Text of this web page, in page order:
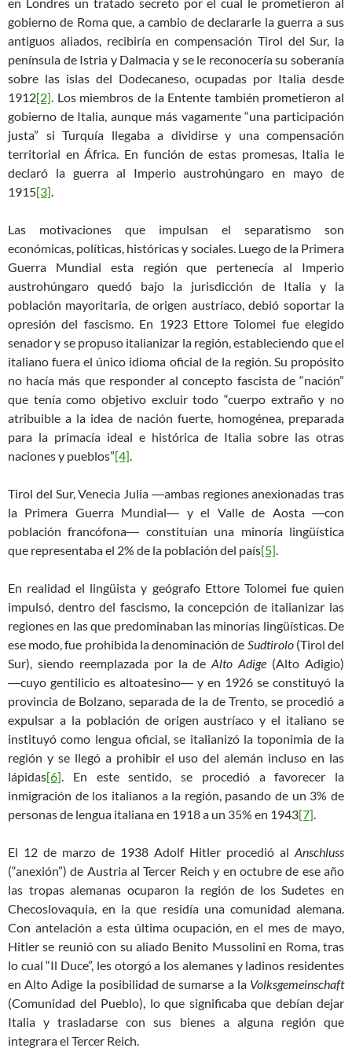
gobierno de Roma que, a cambio de declararle la guerra a sus
antiguos aliados, recibiría en compensación Tirol del Sur, la
península de Istria y Dalmacia y se le reconocería su soberanía
sobre las islas del Dodecaneso, ocupadas por Italia desde
1912[2]. Los miembros de la Entente también prometieron al
gobierno de Italia, aunque más vagamente “una participación
justa” si Turquía llegaba a dividirse y una compensación
territorial en África. En función de estas promesas, Italia le
declaró la guerra al Imperio austrohúngaro en mayo de
1915[3].
Las motivaciones que impulsan el separatismo son
económicas, políticas, históricas y sociales. Luego de la Primera
Guerra Mundial esta región que pertenecía al Imperio
austrohúngaro quedó bajo la jurisdicción de Italia y la
población mayoritaria, de origen austríaco, debió soportar la
opresión del fascismo. En 1923 Ettore Tolomei fue elegido
senador y se propuso italianizar la región, estableciendo que el
italiano fuera el único idioma oficial de la región. Su propósito
no hacía más que responder al concepto fascista de “nación”
que tenía como objetivo excluir todo “cuerpo extraño y no
atribuible a la idea de nación fuerte, homogénea, preparada
para la primacía ideal e histórica de Italia sobre las otras
naciones y pueblos”[4].
Tirol del Sur, Venecia Julia ―ambas regiones anexionadas tras
la Primera Guerra Mundial― y el Valle de Aosta ―con
población francófona― constituían una minoría lingüística
que representaba el 2% de la población del país[5].
En realidad el lingüista y geógrafo Ettore Tolomei fue quien
impulsó, dentro del fascismo, la concepción de italianizar las
regiones en las que predominaban las minorías lingüísticas. De
ese modo, fue prohibida la denominación de Sudtirolo(Tirol del
Sur), siendo reemplazada por la deAlto Adige (Alto Adigio)
―cuyo gentilicio es altoatesino― y en 1926 se constituyó la
provincia de Bolzano, separada de la de Trento, se procedió a
expulsar a la población de origen austríaco y el italiano se
instituyó como lengua oficial, se italianizó la toponimia de la
región y se llegó a prohibir el uso del alemán incluso en las
lápidas[6]. En este sentido, se procedió a favorecer la
inmigración de los italianos a la región, pasando de un 3% de
personas de lengua italiana en 1918 a un 35% en 1943[7].
El 12 de marzo de 1938 Adolf Hitler procedió al Anschluss
(“anexión”) de Austria al Tercer Reich y en octubre de ese año
las tropas alemanas ocuparon la región de los Sudetes en
Checoslovaquia, en la que residía una comunidad alemana.
Con antelación a esta última ocupación, en el mes de mayo,
Hitler se reunió con su aliado Benito Mussolini en Roma, tras
lo cual “Il Duce”, les otorgó a los alemanes y ladinos residentes
en Alto Adige la posibilidad de sumarse a la Volksgemeinschaft
(Comunidad del Pueblo), lo que significaba que debían dejar
Italia y trasladarse con sus bienes a alguna región que
integrara el Tercer Reich.